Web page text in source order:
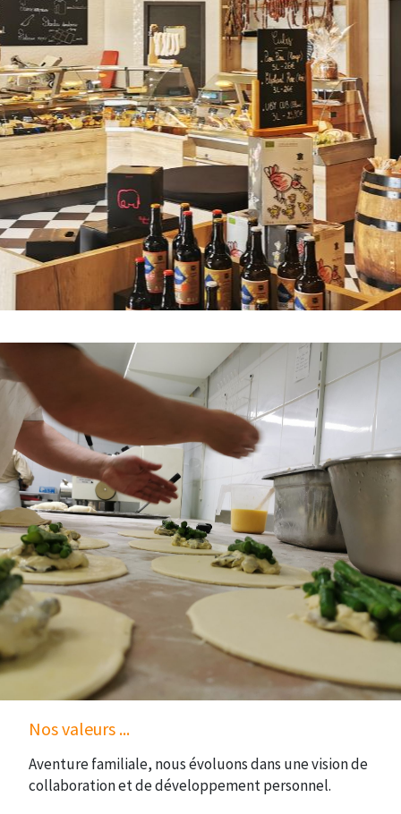
Nos valeurs ...
Aventure familiale, nous évoluons dans une vision de
collaboration et de développement personnel.